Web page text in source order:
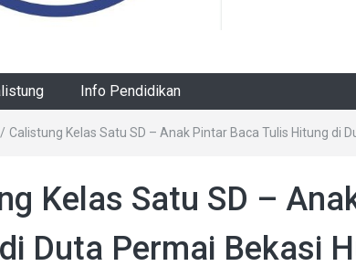
Info Pendidikan
/ Calistung Kelas Satu SD – Anak Pintar Baca Tulis Hitung di
Kelas Satu SD –
Duta Permai Bekasi